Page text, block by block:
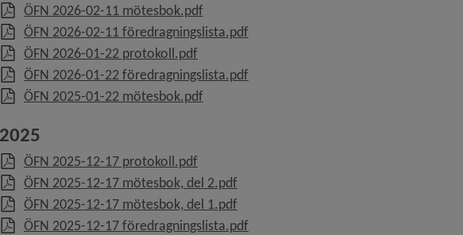
och hälsoskyddsnämnden
nämnden
ÖFN 2026-02-11 mötesbok.pdf, 2.9 MB, öppnas i nytt fönster.
ÖFN 2026-02-11 föredragningslista.pdf, 183.7 kB, öppnas i nytt fönster.
ÖFN 2026-01-22 protokoll.pdf, 348.2 kB, öppnas i nytt fönster.
ÖFN 2026-01-22 föredragningslista.pdf, 187.3 kB, öppnas i nytt fönster.
ÖFN 2025-01-22 mötesbok.pdf, 13.9 MB, öppnas i nytt fönster.
2025
ÖFN 2025-12-17 protokoll.pdf, 292.8 kB, öppnas i nytt fönster.
ÖFN 2025-12-17 mötesbok, del 2.pdf, 5.7 MB, öppnas i nytt fönster.
ÖFN 2025-12-17 mötesbok, del 1.pdf, 30 MB, öppnas i nytt fönster.
ÖFN 2025-12-17 föredragningslista.pdf, 245 kB, öppnas i nytt fönster.